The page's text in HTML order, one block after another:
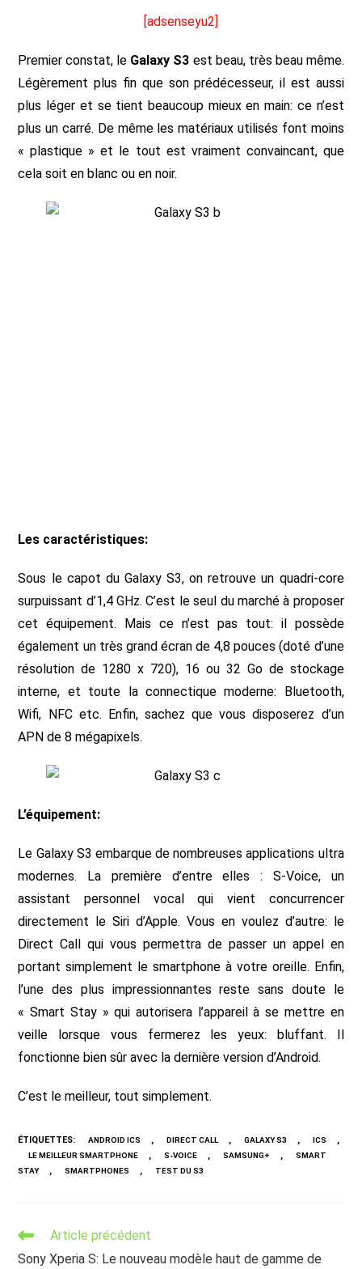
[adsenseyu2]
Premier constat, le Galaxy S3 est beau, très beau même.
Légèrement plus fin que son prédécesseur, il est aussi
plus léger et se tient beaucoup mieux en main: ce n’est
plus un carré. De même les matériaux utilisés font moins
« plastique » et le tout est vraiment convaincant, que
cela soit en blanc ou en noir.
Les caractéristiques:
Sous le capot du Galaxy S3, on retrouve un quadri-core
surpuissant d’1,4 GHz. C’est le seul du marché à proposer
cet équipement. Mais ce n’est pas tout: il possède
également un très grand écran de 4,8 pouces (doté d’une
résolution de 1280 x 720), 16 ou 32 Go de stockage
interne, et toute la connectique moderne: Bluetooth,
Wifi, NFC etc. Enfin, sachez que vous disposerez d’un
APN de 8 mégapixels.
L’équipement:
Le Galaxy S3 embarque de nombreuses applications ultra
modernes. La première d’entre elles : S-Voice, un
assistant personnel vocal qui vient concurrencer
directement le Siri d’Apple. Vous en voulez d’autre: le
Direct Call qui vous permettra de passer un appel en
portant simplement le smartphone à votre oreille. Enfin,
l’une des plus impressionnantes reste sans doute le
« Smart Stay » qui autorisera l’appareil à se mettre en
veille lorsque vous fermerez les yeux: bluffant. Il
fonctionne bien sûr avec la dernière version d’Android.
C’est le meilleur, tout simplement.
ÉTIQUETTES: ANDROID ICS , DIRECT CALL , GALAXY S3 , ICS ,
LE MEILLEUR SMARTPHONE , S-VOICE , SAMSUNG+ ,
SMART
STAY
, SMARTPHONES , TEST DU S3
Read
articles
Article précédent
Sony Xperia S: Le nouveau modèle haut de gamme de